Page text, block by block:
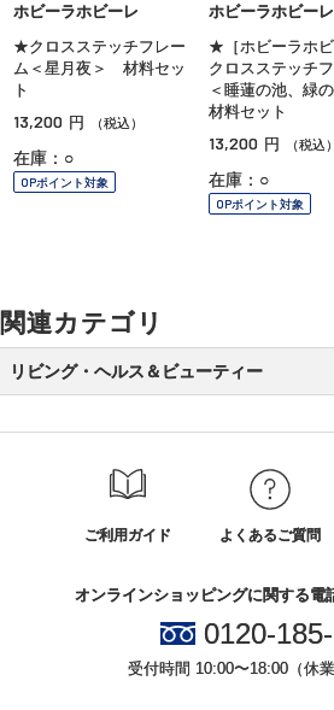
ホビーラホビーレ
★クロスステッチフレー
ム＜星月夜＞ 材料セッ
ト
13,200 円 （税込）
在庫：○
OPポイント対象
ホビーラホビーレ
★［ホビーラホビ
クロスステッチ
＜睡蓮の池、緑
材料セット
13,200 円 （税込）
在庫：○
OPポイント対象
関連カテゴリ
リビング・ヘルス＆ビューティー
カテゴリから選ぶ
ファッション
ご利用ガイド よくあるご質問
オンラインショッピングに関する電
0120-
受付時間 10:00〜18:00（休業